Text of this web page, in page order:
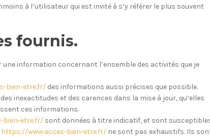
à l’utilisateur qui est invité à s’y référer le plus souvent
fournis.
une information concernant l’ensemble des activités que je
bien-etre.fr/ des informations aussi précises que possible.
inexactitudes et des carences dans la mise à jour, qu’elles
ces informations.
bien-etre.fr/ sont données à titre indicatif, et sont
https://www.acces-bien-etre.fr/ ne sont pas exhaustifs. Ils